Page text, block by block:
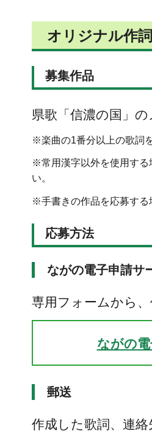
オリジナル作
募集作品
県歌「信濃の国」
※楽曲の1番分以上の歌詞
※常用漢字以外を使用する
い。
※手書きの作品を応募する
応募方法
ながの電子申請サ
専用フォームから
ながの
郵送
作成した歌詞、連